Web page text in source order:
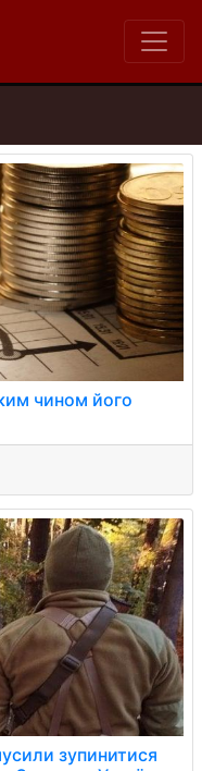
чином його
зупинитися